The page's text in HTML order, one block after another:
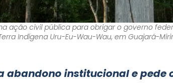
ação civil pública para obrigar o governo
Indígena Uru-Eu-Wau-Wau, em Guajará-
institucional e pede